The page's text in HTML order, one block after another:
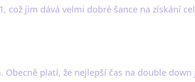
jim dává velmi dobré šance na získání
platí, že nejlepší čas na double down